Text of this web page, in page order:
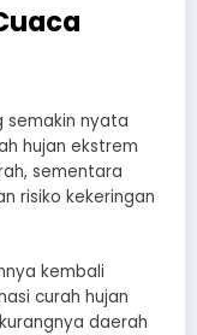
semakin nyata
hujan ekstrem
sementara
risiko kekeringan
kembali
curah hujan
daerah